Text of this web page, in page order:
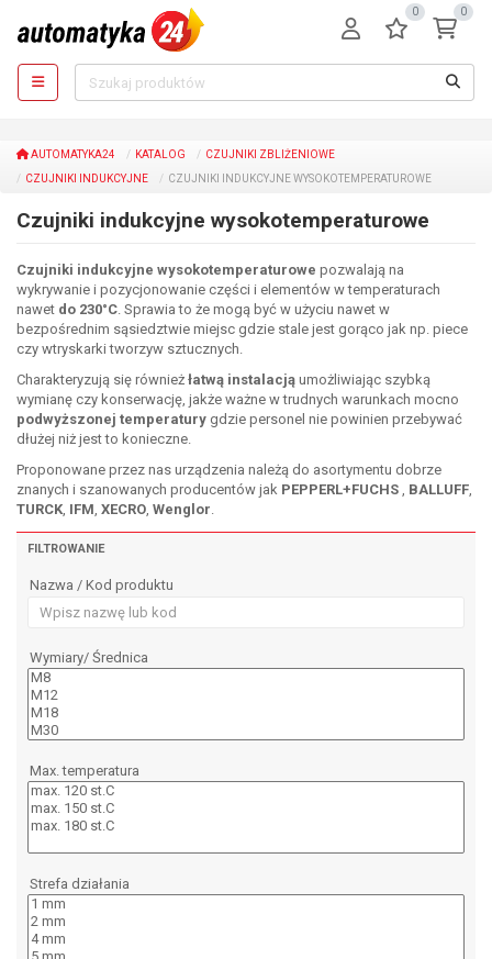
0 0
AUTOMATYKA24 KATALOG
CZUJNIKI ZBLIŻENIOWE
CZUJNIKI INDUKCYJNE
CZUJNIKI INDUKCYJNE WYSOKOTEMPERATUROWE
Czujniki indukcyjne wysokotemperaturowe
Czujniki indukcyjne wysokotemperaturowe pozwalają na
wykrywanie i pozycjonowanie części i elementów w temperaturach
nawet do 230°C. Sprawia to że mogą być w użyciu nawet w
bezpośrednim sąsiedztwie miejsc gdzie stale jest gorąco jak np. piece
czy wtryskarki tworzyw sztucznych.
Charakteryzują się również łatwą instalacją umożliwiając szybką
wymianę czy konserwację, jakże ważne w trudnych warunkach mocno
podwyższonej temperatury gdzie personel nie powinien przebywać
dłużej niż jest to konieczne.
Proponowane przez nas urządzenia należą do asortymentu dobrze
znanych i szanowanych producentów jak PEPPERL+FUCHS , BALLUFF,
TURCK, IFM, XECRO, Wenglor.
FILTROWANIE
Nazwa / Kod produktu
Wymiary/ Średnica
Max. temperatura
Strefa działania